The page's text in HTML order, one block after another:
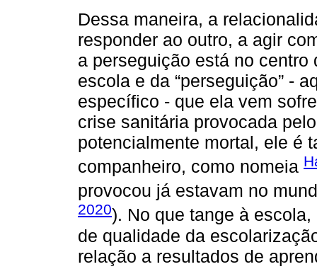
Dessa maneira, a
responder ao outro, a agir
a perseguição está no
escola e da “perseguição” -
específico - que ela vem
crise sanitária provocada
potencialmente mortal, ele é
companheiro, como nomeia
provocou já estavam no
2020). No que tange à
de qualidade da
relação a resultados de